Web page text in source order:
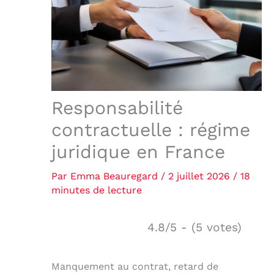
Responsabilité
contractuelle : régime
juridique en France
Par Emma Beauregard / 2 juillet 2026 / 18
minutes de lecture
4.8/5 - (5 votes)
Manquement au contrat, retard de